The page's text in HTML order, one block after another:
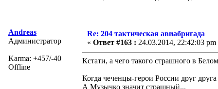
Andreas
Администратор
Karma: +457/-40
Offline
Re: 204 тактическая авиабригада
« Ответ #163 : 24.03.2014, 22:42:03 pm
Кстати, а чего такого страшного в
Когда чеченцы-герои России друг
А Музычко значит страшный...